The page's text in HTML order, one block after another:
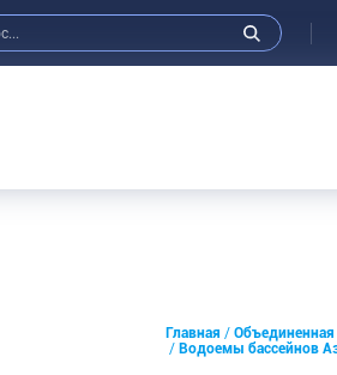
Анонсы
Главная
Водоемы бассейнов